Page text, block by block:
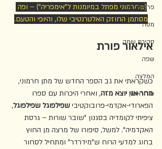
פרק מספר
מסה
סקירת עומק
שפה
המלצה
אור ראשון
(שחרמוני מפתל במיומנות ל"אימפריה") – ופה
מסתמן החוזק האלטרנטיבי שלו, והיופי והטעם.
אילאור פורת
כשקראתי את גב הספר החדש של מתן חרמוני,
מחר אני יוצא מזה, ואחרי היכרות עם ספרו
הפארודי-אקדמי-פרובוקטיבי שפילפוגל שפילפוגל,
ציפיתי לקומדיה בסגנון "שובר שורות – גרסת
האקדמיה". למשל, סיפורו של מרצה מן החוץ
בחוג למדעי הרוח ש"מידרדר" ומתחיל לסחור